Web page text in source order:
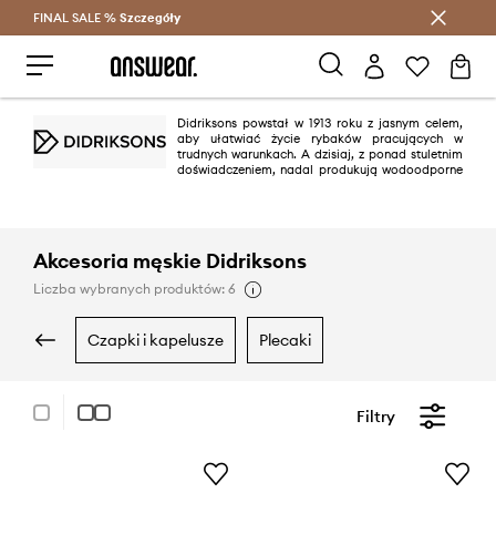
Oszczędzaj z Answear Club >
FINAL SALE % Szczegóły
Didriksons powstał w 1913 roku z jasnym celem,
aby ułatwiać życie rybaków pracujących w
trudnych warunkach. A dzisiaj, z ponad stuletnim
doświadczeniem, nadal produkują wodoodporne
Akcesoria męskie Didriksons
Liczba wybranych produktów: 6
czapki i kapelusze plecaki
Filtry